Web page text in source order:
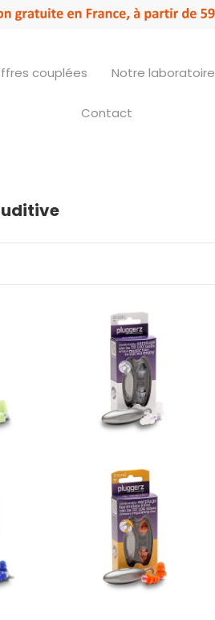
couplées Notre laboratoire
Contact
Protection auditive
musique
14,95 €
Ajouter au panier
piscine
Protection auditive
voyage
14,95 €
Ajouter au panier